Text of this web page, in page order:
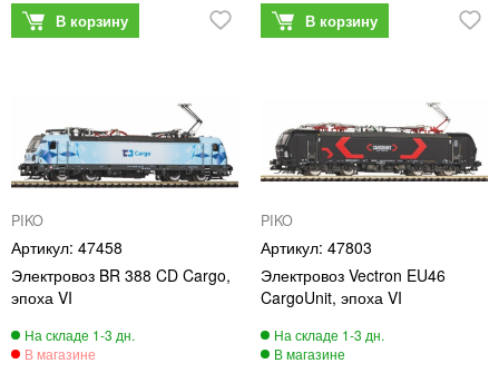
PIKO
47458
Электровоз BR 388 CD Cargo,
эпоха VI
PIKO
47803
Электровоз Vectron EU46
CargoUnit, эпоха VI